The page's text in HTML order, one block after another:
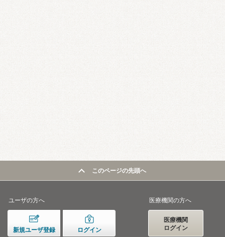
このページの先頭へ
ユーザの方へ
新規ユーザ登録 ログイン
医療機関の方へ
医療機関
ログイン